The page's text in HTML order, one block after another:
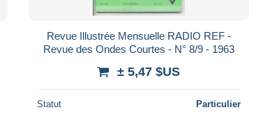
Revue Illustrée Mensuelle RADIO REF -
Revue des Ondes Courtes - N° 8/9 - 1963
± 5,47 $US
Statut Particulier